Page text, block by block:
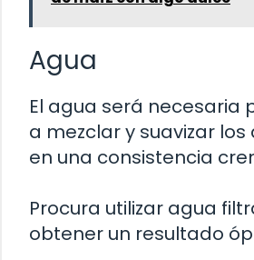
Agua
El agua será necesaria
a mezclar y suavizar
en una consistencia
Procura utilizar agua
obtener un resultado